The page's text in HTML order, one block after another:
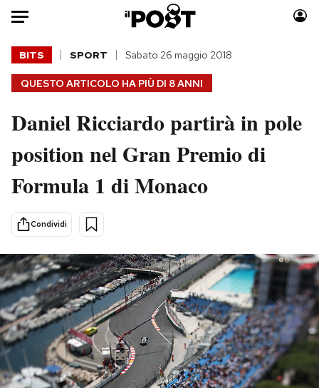
Auto
HOME
Italia
Politica
Tecnologia
Scienza
Economia
Sport
Moda
Consumismi
Storie/Idee
Altrecose
Mondiali calcio 2026
PODCAST
QUESTO ARTICOLO HA PIÙ DI 8 ANNI
BITS SPORT Sabato 26 maggio 2018
Daniel Ricciardo partirà in pole
position nel Gran Premio di
Formula 1 di Monaco
Condividi